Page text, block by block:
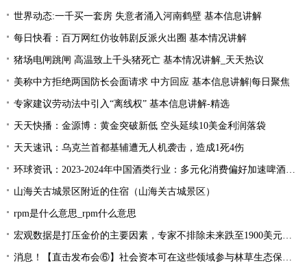
世界动态:一千买一套房 失意者涌入河南鹤壁 基本信息讲解
每日快看：百万网红仿妆韩剧反派火出圈 基本情况讲解
猪场电闸跳闸 高温致上千头猪死亡 基本情况讲解_天天热议
美称中方拒绝两国防长会面请求 中方回应 基本信息讲解|每日聚焦
专家建议劳动法中引入“离线权” 基本信息讲解-精选
天天快播：金源博：黄金突破新低 空头延续10美金利润落袋
天天速讯：乌克兰首都基辅遭无人机袭击，造成1死4伤
环球资讯：2023-2024年中国酒类行业：多元化消费偏好加速啤酒企业与新零售渠道融合
山海关古城景区附近的住宿（山海关古城景区）
rpm是什么意思_rpm什么意思
宏观数据是打压金价的主要因素，专家不排除未来跌至1900美元！_全球微资讯
消息！【直击发布会⑥】社会资本可在这些领域参与林草生态保护修复